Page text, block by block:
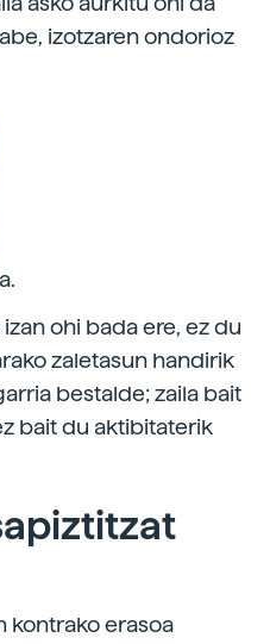
izotzaren ondorioz
ohi bada ere, ez du
zaletasun handirik
bestalde; zaila bait
bait du aktibitaterik
kontrako erasoa